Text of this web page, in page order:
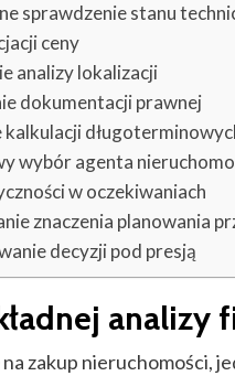
sprawdzenie stanu
ceny
analizy lokalizacji
dokumentacji prawnej
kalkulacji
wybór agenta
w oczekiwaniach
znaczenia planowania
decyzji pod presją
analizy
zakup nieruchomości,